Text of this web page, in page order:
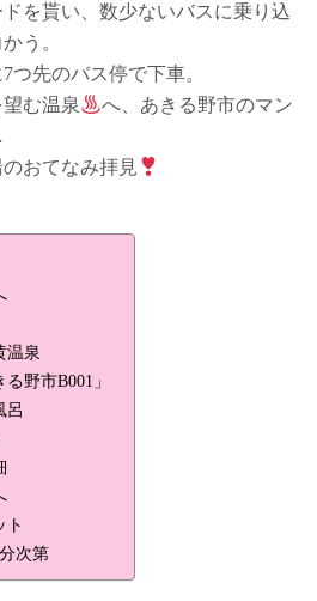
を貰い、数少ないバスに乗り込
う。
つ先のバス停で下車。
む温泉
へ、あきる野市のマン
おてなみ拝見
温泉
野市B001」
呂
ト
次第